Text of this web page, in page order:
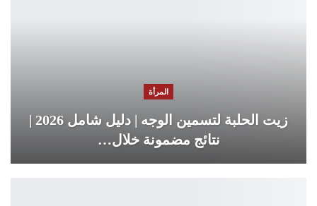
المرأة
زيت الحلبة لتسمين الوجه | دليل شامل 2026 |
نتائج مضمونة خلال…